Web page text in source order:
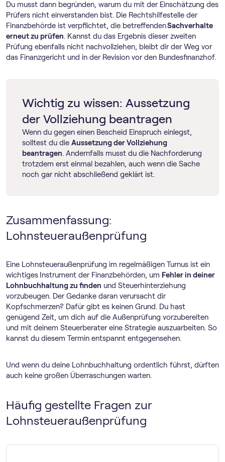
Du musst dann begründen, warum du mit der Einschätzung des
Prüfers nicht einverstanden bist. Die Rechtshilfestelle der
Finanzbehörde ist verpflichtet, die betreffendenSachverhalte
erneut zu prüfen. Kannst du das Ergebnis dieser zweiten
Prüfung ebenfalls nicht nachvollziehen, bleibt dir der Weg vor
das Finanzgericht und in der Revision vor den Bundesfinanzhof.
Wichtig zu wissen: Aussetzung
der Vollziehung beantragen
Wenn du gegen einen Bescheid Einspruch einlegst,
solltest du die Aussetzung der Vollziehung
beantragen. Andernfalls musst du die Nachforderung
trotzdem erst einmal bezahlen, auch wenn die Sache
noch gar nicht abschließend geklärt ist.
Zusammenfassung:
Lohnsteueraußenprüfung
Eine Lohnsteueraußenprüfung im regelmäßigen Turnus ist ein
wichtiges Instrument der Finanzbehörden, um Fehler in deiner
Lohnbuchhaltung zu finden und Steuerhinterziehung
vorzubeugen. Der Gedanke daran verursacht dir
Kopfschmerzen? Dafür gibt es keinen Grund. Du hast
genügend Zeit, um dich auf die Außenprüfung vorzubereiten
und mit deinem Steuerberater eine Strategie auszuarbeiten. So
kannst du diesem Termin entspannt entgegensehen.
Und wenn du deine Lohnbuchhaltung ordentlich führst, dürften
auch keine großen Überraschungen warten.
Häufig gestellte Fragen zur
Lohnsteueraußenprüfung